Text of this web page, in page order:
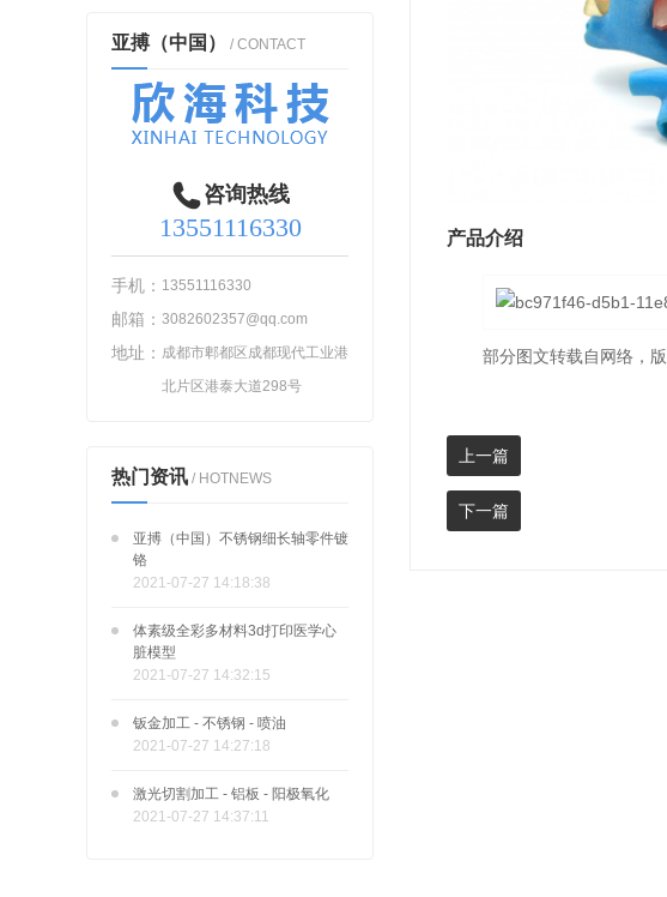
亚搏（中国） / CONTACT
咨询热线
13551116330
手机： 13551116330
邮箱： 3082602357@qq.com
地址： 成都市郫都区成都现代工业港
北片区港泰大道298号
热门资讯 / HOTNEWS
亚搏（中国）不锈钢细长轴零件镀
铬
2021-07-27 14:18:38
体素级全彩多材料3d打印医学心
脏模型
2021-07-27 14:32:15
钣金加工 - 不锈钢 - 喷油
2021-07-27 14:27:18
激光切割加工 - 铝板 - 阳极氧化
2021-07-27 14:37:11
产品介绍
部分图文转载自网络，
上一篇
下一篇